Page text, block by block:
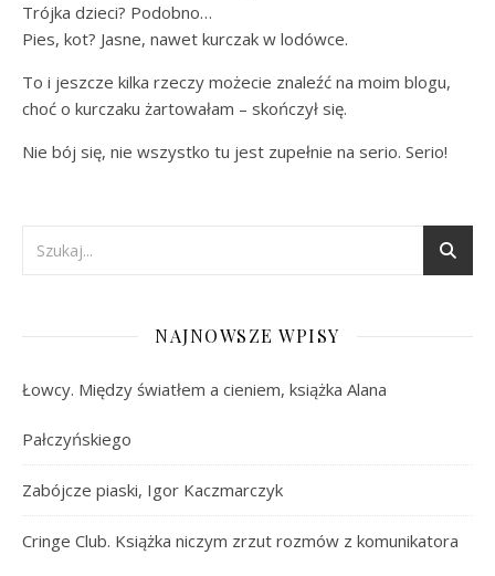
Trójka dzieci? Podobno…
Pies, kot? Jasne, nawet kurczak w lodówce.
To i jeszcze kilka rzeczy możecie znaleźć na moim blogu,
choć o kurczaku żartowałam – skończył się.
Nie bój się, nie wszystko tu jest zupełnie na serio. Serio!
NAJNOWSZE WPISY
Łowcy. Między światłem a cieniem, książka Alana
Pałczyńskiego
Zabójcze piaski, Igor Kaczmarczyk
Cringe Club. Książka niczym zrzut rozmów z komunikatora